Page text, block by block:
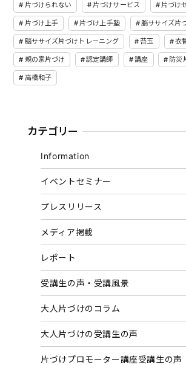
片づけられない 片づけサービス 片づけ
片づけ上手 片づけ上手塾 脳ササイズ片
脳ササイズ片づけトレーニング 苔玉 衣
親の家片づけ 認定講師 講座 防災
高橋和子
カテゴリー
Information
イベントセミナー
プレスリリース
メディア掲載
レポート
受講生の声・受講風景
大人片づけのコラム
大人片づけの受講生の声
片づけプロモーター講座受講生の声